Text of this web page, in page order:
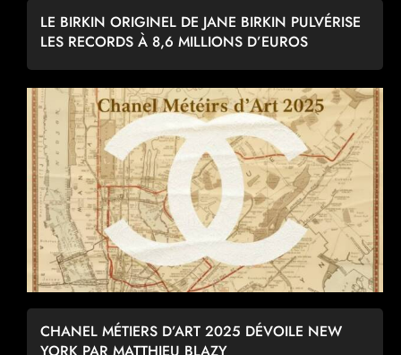
LE BIRKIN ORIGINEL DE JANE BIRKIN PULVÉRISE
LES RECORDS À 8,6 MILLIONS D’EUROS
CHANEL MÉTIERS D’ART 2025 DÉVOILE NEW
YORK PAR MATTHIEU BLAZY